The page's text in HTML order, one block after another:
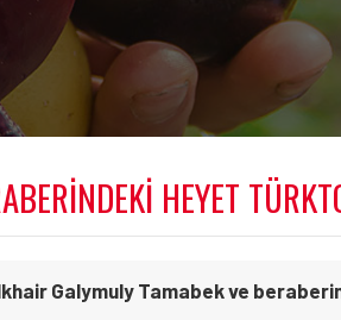
HEYET
Galymuly Tamabek ve